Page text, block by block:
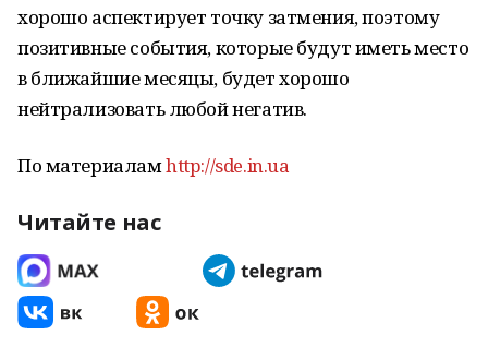
хорошо аспектирует точку затмения, поэтому
позитивные события, которые будут иметь место
в ближайшие месяцы, будет хорошо
нейтрализовать любой негатив.
По материаламhttp://sde.in.ua
Читайте нас